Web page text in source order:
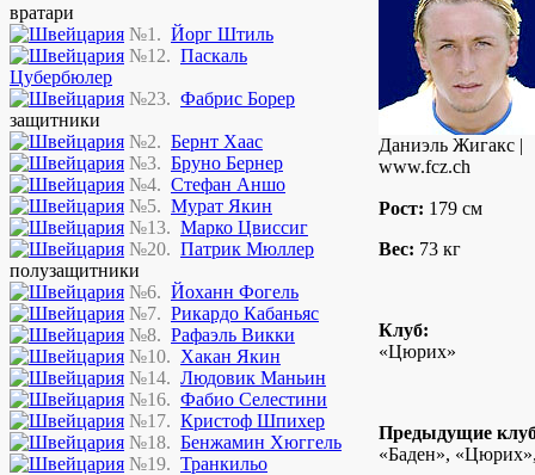
вратари
№1. Йорг Штиль
№12. Паскаль
Цубербюлер
№23. Фабрис Борер
защитники
№2. Бернт Хаас
№3. Бруно Бернер
№4. Стефан Аншо
№5. Мурат Якин
№13. Марко Цвиссиг
№20. Патрик Мюллер
полузащитники
№6. Йоханн Фогель
№7. Рикардо Кабаньяс
№8. Рафаэль Викки
№10. Хакан Якин
№14. Людовик Маньин
№16. Фабио Селестини
№17. Кристоф Шпихер
№18. Бенжамин Хюггель
№19. Транкильо
Даниэль Жигакс |
www.fcz.ch
Рост: 179 см
Вес: 73 кг
Клуб:
«Цюрих»
Предыдущие
«Баден»,